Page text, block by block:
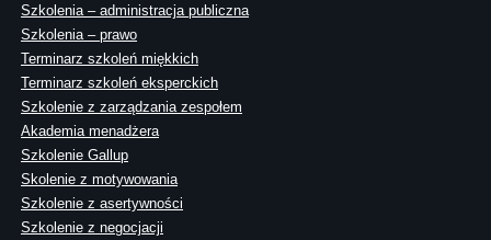
Szkolenia – administracja publiczna
Szkolenia – prawo
Terminarz szkoleń miękkich
Terminarz szkoleń eksperckich
Szkolenie z zarządzania zespołem
Akademia menadżera
Szkolenie Gallup
Skolenie z motywowania
Szkolenie z asertywności
Szkolenie z negocjacji